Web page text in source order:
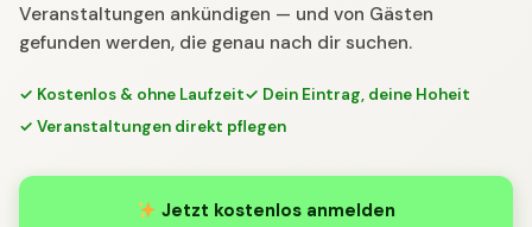
Veranstaltungen ankündigen — und von Gästen
gefunden werden, die genau nach dir suchen.
✓ Kostenlos & ohne Laufzeit✓ Dein Eintrag, deine Hoheit
✓ Veranstaltungen direkt pflegen
Jetzt kostenlos anmelden